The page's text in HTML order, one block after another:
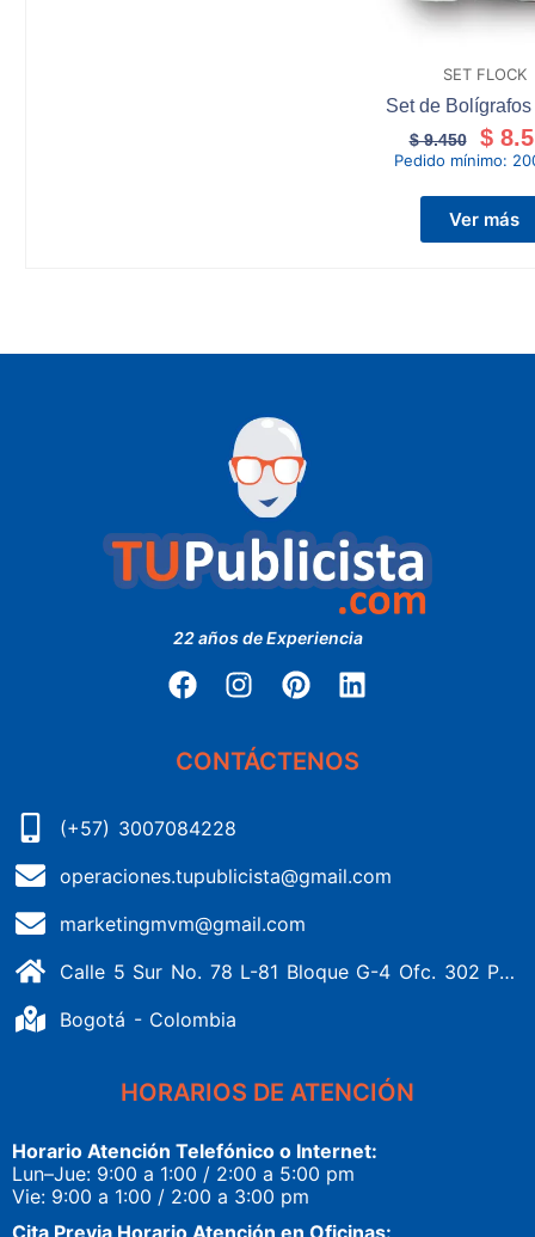
SET FLOCK
Set de
$9.450 $
Pedido mínimo:
Ver más
22 años de Experiencia
CONTÁCTENOS
(+57) 3007084228
operaciones.tupublicista@gmail.com
marketingmvm@gmail.com
Calle 5 Sur No. 78 L-81 Bloque G-4 Ofc. 302 Portería 1 Banderas - Kennedy
Bogotá - Colombia
HORARIOS DE ATENCIÓN
Horario Atención Telefónico o Internet:
Lun–Jue: 9:00 a 1:00 / 2:00 a 5:00 pm
Vie: 9:00 a 1:00 / 2:00 a 3:00 pm
Cita Previa Horario Atención en Oficinas: